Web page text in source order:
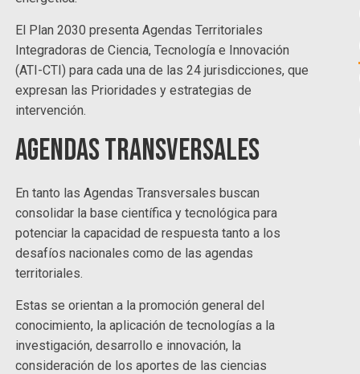
El Plan 2030 presenta Agendas Territoriales
Integradoras de Ciencia, Tecnología e Innovación
(ATI-CTI) para cada una de las 24 jurisdicciones, que
expresan las Prioridades y estrategias de
intervención.
Agendas transversales
En tanto las Agendas Transversales buscan
consolidar la base científica y tecnológica para
potenciar la capacidad de respuesta tanto a los
desafíos nacionales como de las agendas
territoriales.
Estas se orientan a la promoción general del
conocimiento, la aplicación de tecnologías a la
investigación, desarrollo e innovación, la
consideración de los aportes de las ciencias